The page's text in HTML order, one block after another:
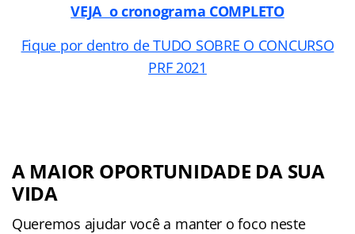
VEJA o cronograma COMPLETO
Fique por dentro de TUDO SOBRE O CONCURSO
PRF 2021
A MAIOR OPORTUNIDADE DA SUA
VIDA
Queremos ajudar você a manter o foco neste